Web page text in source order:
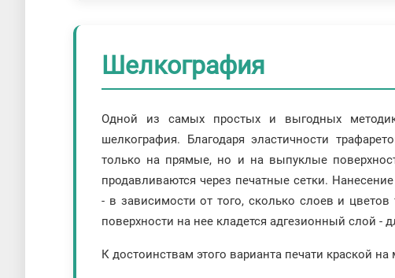
Шелкография
Одной из самых простых и выгодных методик
шелкография. Благодаря эластичности
только на прямые, но и на выпуклые
продавливаются через печатные сетки.
- в зависимости от того, сколько слоев и цветов
поверхности на нее кладется адгезионный слой -
К достоинствам этого варианта печати краской на